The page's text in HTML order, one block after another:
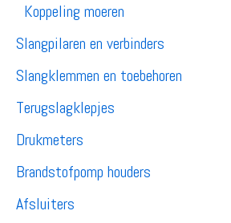
Koppeling moeren
Slangpilaren en verbinders
Slangklemmen en toebehoren
Terugslagklepjes
Drukmeters
Brandstofpomp houders
Afsluiters